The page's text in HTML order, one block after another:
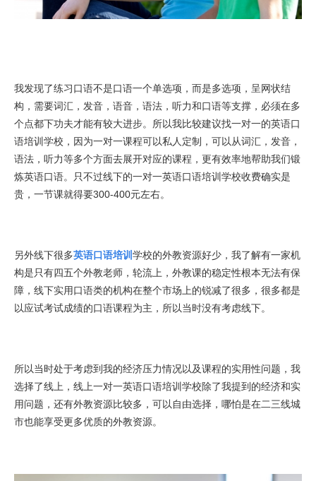
我发现了练习口语不是口语一个单选项，而是多选项，呈网状结
构，需要词汇，发音，语音，语法，听力和口语等支撑，必须在多
个点都下功夫才能有较大进步。所以我比较建议找一对一的英语口
语培训学校，因为一对一课程可以私人定制，可以从词汇，发音，
语法，听力等多个方面去展开对应的课程，更有效率地帮助我们锻
炼英语口语。只不过线下的一对一英语口语培训学校收费确实是
贵，一节课就得要300-400元左右。
另外线下很多英语口语培训 学校的外教资源好少，我了解有一家机
构是只有四五个外教老师，轮流上，外教课的稳定性根本无法有保
障，线下实用口语类的机构在整个市场上的锐减了很多，很多都是
以应试考试成绩的口语课程为主，所以当时没有考虑线下。
所以当时处于考虑到我的经济压力情况以及课程的实用性问题，我
选择了线上，线上一对一英语口语培训学校除了我提到的经济和实
用问题，还有外教资源比较多，可以自由选择，哪怕是在二三线城
市也能享受更多优质的外教资源。